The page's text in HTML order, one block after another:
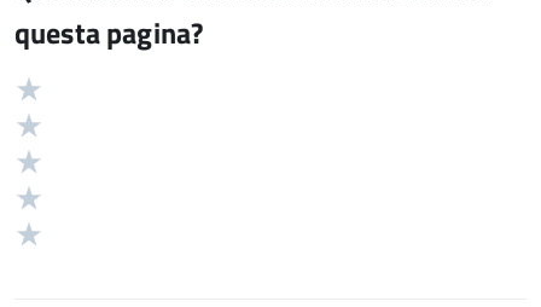
questa pagina?
Valutazione